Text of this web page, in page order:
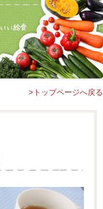
>トップページへ戻る